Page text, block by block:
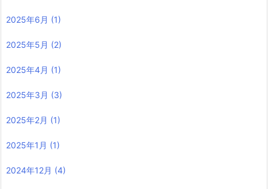
2025年6月 (1)
2025年5月 (2)
2025年4月 (1)
2025年3月 (3)
2025年2月 (1)
2025年1月 (1)
2024年12月 (4)